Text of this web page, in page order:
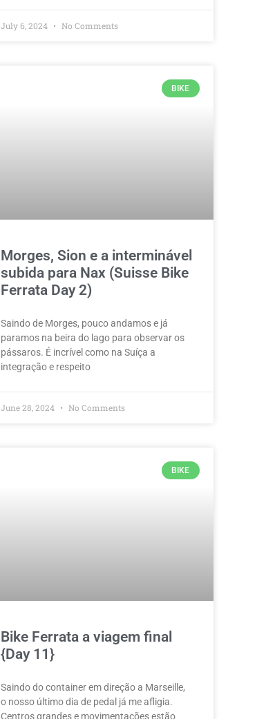
July 6, 2024 No Comments
BIKE
Morges, Sion e a interminável
subida para Nax (Suisse Bike
Ferrata Day 2)
Saindo de Morges, pouco andamos e já
paramos na beira do lago para observar os
pássaros. É incrível como na Suíça a
integração e respeito
June 28, 2024 No Comments
BIKE
Bike Ferrata a viagem final
{Day 11}
Saindo do container em direção a Marseille,
o nosso último dia de pedal já me afligia.
Centros grandes e movimentações estão